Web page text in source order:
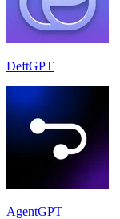
DeftGPT
AgentGPT